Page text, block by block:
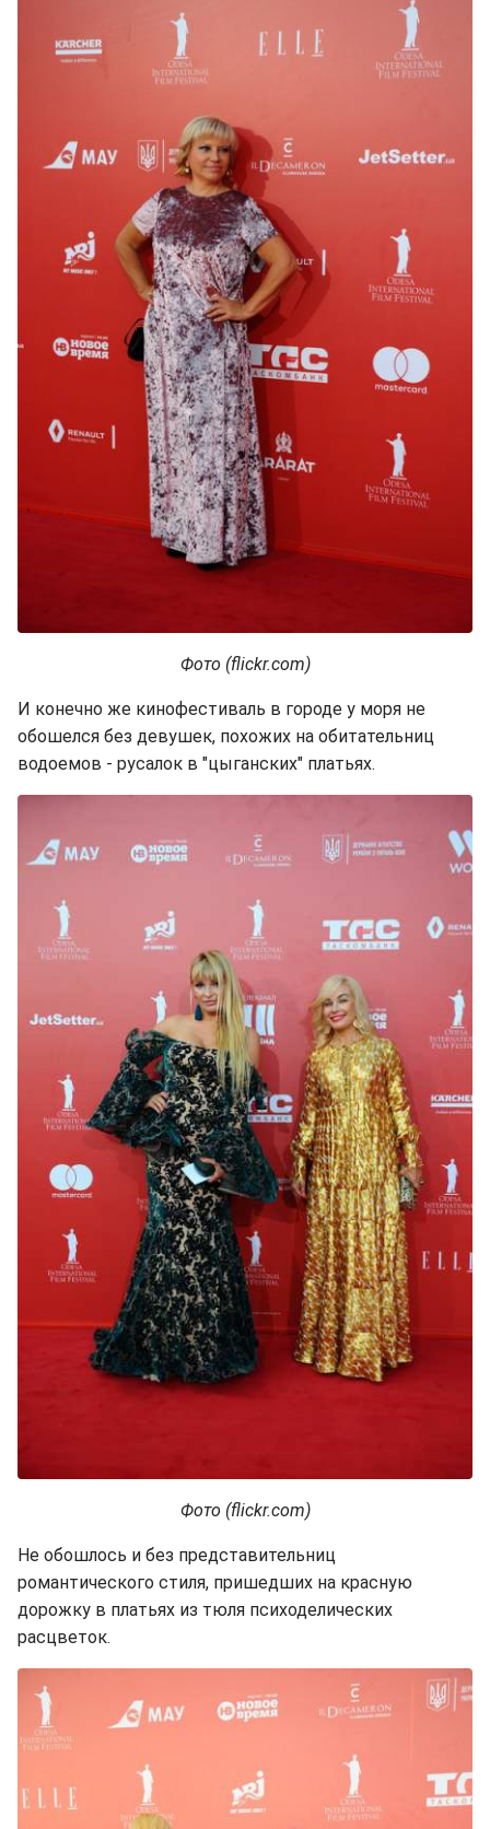
Фото (flickr.com)
И конечно же кинофестиваль в городе у моря не
обошелся без девушек, похожих на обитательниц
водоемов - русалок в "цыганских" платьях.
Фото (flickr.com)
Не обошлось и без представительниц
романтического стиля, пришедших на красную
дорожку в платьях из тюля психоделических
расцветок.